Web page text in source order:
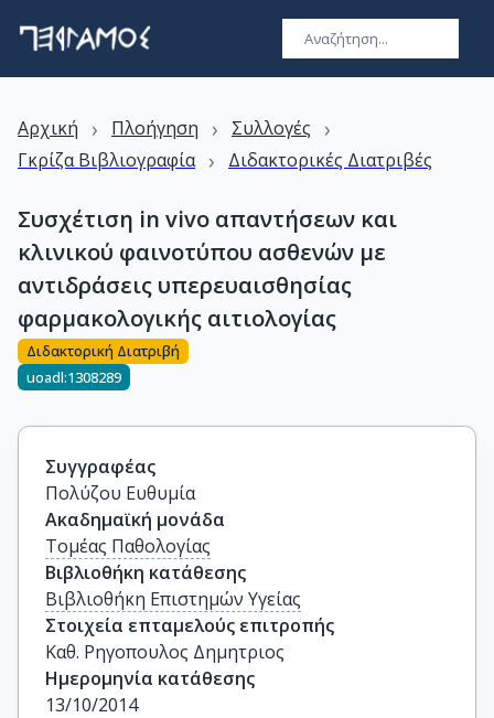
Αρχική › Πλοήγηση › Συλλογές ›
Γκρίζα Βιβλιογραφία › Διδακτορικές Διατριβές
Συσχέτιση in vivo απαντήσεων και
κλινικού φαινοτύπου ασθενών με
αντιδράσεις υπερευαισθησίας
φαρμακολογικής αιτιολογίας
Διδακτορική Διατριβή
uoadl:1308289
Συγγραφέας
Πολύζου Ευθυμία
Ακαδημαϊκή μονάδα
Τομέας Παθολογίας
Βιβλιοθήκη κατάθεσης
Βιβλιοθήκη Επιστημών Υγείας
Στοιχεία επταμελούς επιτροπής
Καθ. Ρηγοπουλος Δημητριος
Ημερομηνία κατάθεσης
13/10/2014